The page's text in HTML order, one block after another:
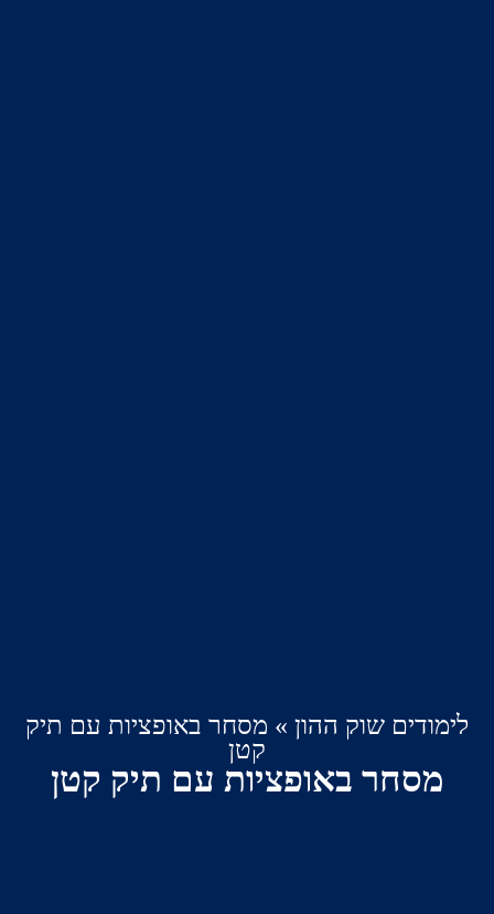
שוק ההון»מסחר באופציות עם תיק
קטן
באופציות עם תיק קטן